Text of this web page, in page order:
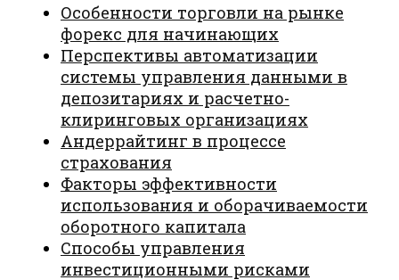
Особенности торговли на рынке
форекс для начинающих
Перспективы автоматизации
системы управления данными в
депозитариях и расчетно-
клиринговых организациях
Андеррайтинг в процессе
страхования
Факторы эффективности
использования и оборачиваемости
оборотного капитала
Способы управления
инвестиционными рисками